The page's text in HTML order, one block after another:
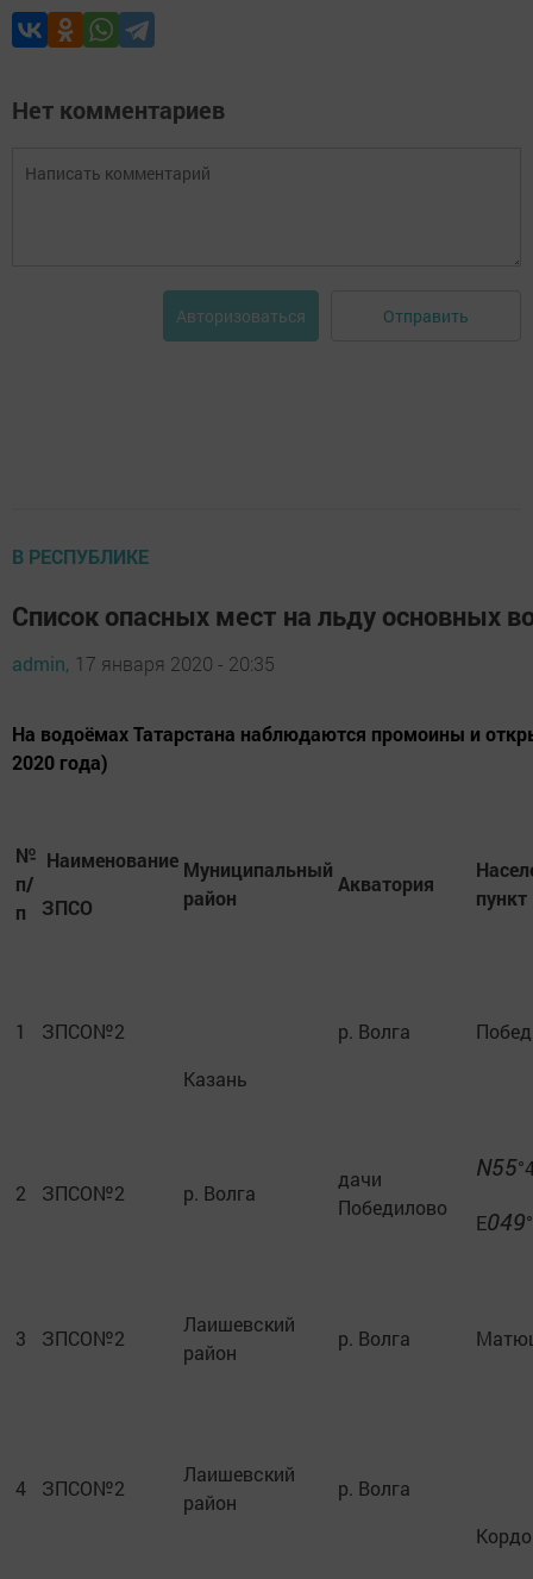
Нет комментариев
Авторизоваться Отправить
В РЕСПУБЛИКЕ
Cписок опасных мест на льду основных
admin, 17 января 2020 - 20:35
На водоёмах Татарстана наблюдаются промоины и
2020 года)
№
п/
п
Наименование
ЗПСО
Муниципальный
район
Акватория
пункт
1
ЗПСО№2
Казань
р. Волга
2 ЗПСО№2 р. Волга
дачи
Победилово
N55
E049
3 ЗПСО№2
Лаишевский
район
р. Волга
4 ЗПСО№2
Лаишевский
район
р. Волга